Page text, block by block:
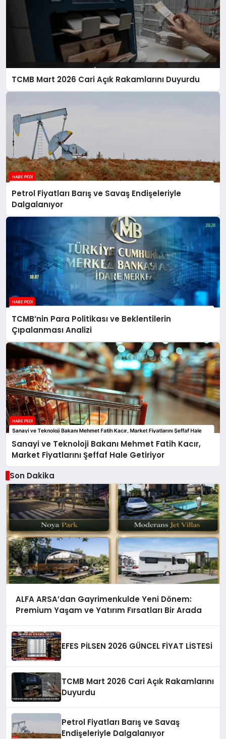
TCMB Mart 2026 Cari Açık Rakamlarını Duyurdu
Petrol Fiyatları Barış ve Savaş Endişeleriyle
Dalgalanıyor
TCMB’nin Para Politikası ve Beklentilerin
Çıpalanması Analizi
Sanayi ve Teknoloji Bakanı Mehmet Fatih Kacır,
Market Fiyatlarını Şeffaf Hale Getiriyor
Son Dakika
ALFA ARSA’dan Gayrimenkulde Yeni Dönem:
Premium Yaşam ve Yatırım Fırsatları Bir Arada
EFES PİLSEN 2026 GÜNCEL FİYAT LİSTESİ
TCMB Mart 2026 Cari Açık Rakamlarını
Duyurdu
Petrol Fiyatları Barış ve Savaş
Endişeleriyle Dalgalanıyor